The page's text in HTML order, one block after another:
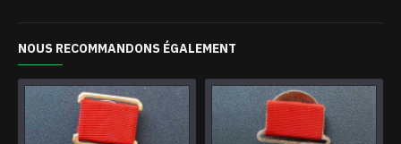
NOUS RECOMMANDONS ÉGALEMENT